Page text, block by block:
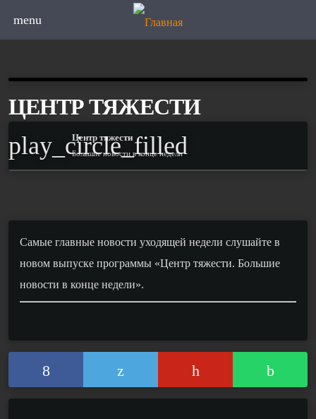
menu
ЦЕНТР ТЯЖЕСТИ
play_circle_filled
Центр тяжести
Большие новости в конце недели
Самые главные новости уходящей недели слушайте в
новом выпуске программы «Центр тяжести. Большие
новости в конце недели».